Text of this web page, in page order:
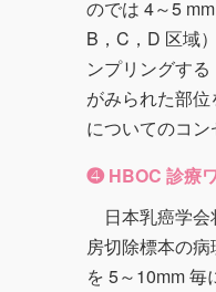
のでは 4～5
B，C，D 区域
ンプリングす
がみられた部
についてのコン
❹ HBOC 診療
日本乳癌学
房切除標本の
を 5～10mm